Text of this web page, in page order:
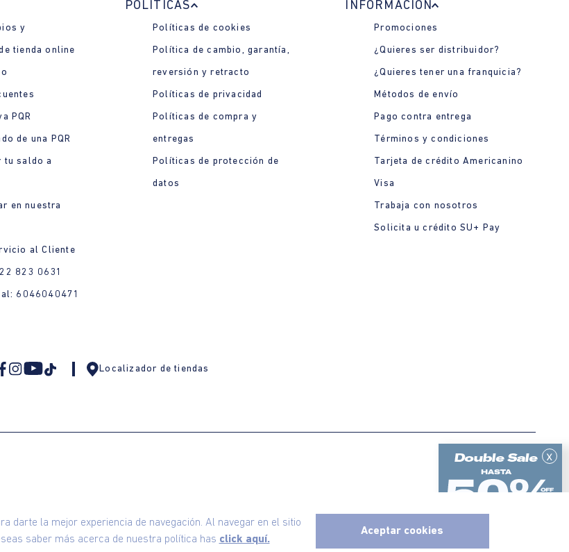
x
darte la mejor experiencia de navegación. Al navegar en el sitio
saber más acerca de nuestra política has click aquí.
Aceptar cookies
y
tienda online
PQR
de una PQR
tu saldo a
en nuestra
al Cliente
823 0631
6046040471
POLÍTICAS
Políticas de cookies
Política de cambio, garantía,
reversión y retracto
Políticas de privacidad
Políticas de compra y
entregas
Políticas de protección de
datos
INFORMACIÓN
Promociones
¿Quieres ser distribuidor?
¿Quieres tener una franquicia?
Métodos de envío
Pago contra entrega
Términos y condiciones
Tarjeta de crédito Americanino
Visa
Trabaja con nosotros
Solicita u crédito SU+ Pay
Localizador de tiendas